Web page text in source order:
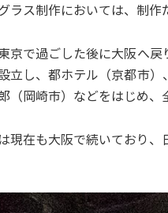
ラス制作においては、制作
京で過ごした後に大阪へ
立し、都ホテル（京都市
（岡崎市）などをはじめ、
現在も大阪で続いており、